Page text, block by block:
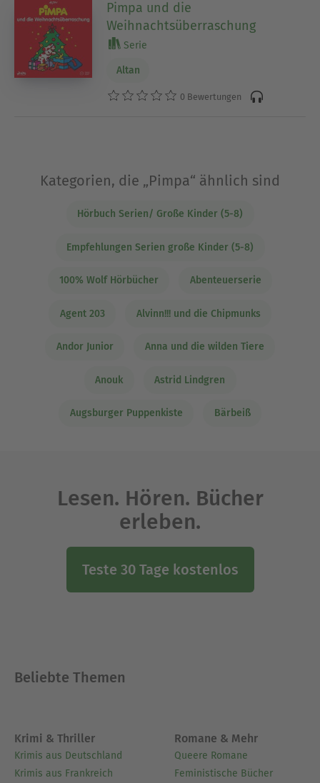
Pimpa und die
Weihnachtsüberraschung
Serie
Altan
0 Bewertungen
Kategorien, die „Pimpa“ ähnlich sind
Hörbuch Serien/ Große Kinder (5-8)
Empfehlungen Serien große Kinder (5-8)
100% Wolf Hörbücher Abenteuerserie
Agent 203 Alvinn!!! und die Chipmunks
Andor Junior Anna und die wilden Tiere
Anouk Astrid Lindgren
Augsburger Puppenkiste Bärbeiß
Lesen. Hören. Bücher
erleben.
Teste 30 Tage kostenlos
Beliebte Themen
Krimi & Thriller
Krimis aus Deutschland
Krimis aus Frankreich
Romane & Mehr
Queere Romane
Feministische Bücher